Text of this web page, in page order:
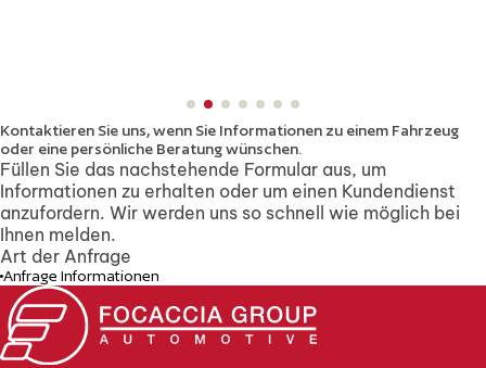
Kontaktieren Sie uns, wenn Sie Informationen zu einem Fahrzeug
oder eine persönliche Beratung wünschen.
Füllen Sie das nachstehende Formular aus, um
Informationen zu erhalten oder um einen Kundendienst
anzufordern. Wir werden uns so schnell wie möglich bei
Ihnen melden.
Art der Anfrage
Anfrage Informationen